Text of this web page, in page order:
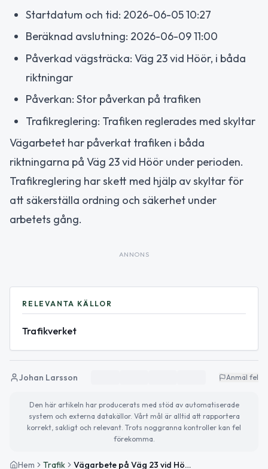
Startdatum och tid: 2026-06-05 10:27
Beräknad avslutning: 2026-06-09 11:00
Påverkad vägsträcka: Väg 23 vid Höör, i båda
riktningar
Påverkan: Stor påverkan på trafiken
Trafikreglering: Trafiken reglerades med skyltar
Vägarbetet har påverkat trafiken i båda
riktningarna på Väg 23 vid Höör under perioden.
Trafikreglering har skett med hjälp av skyltar för
att säkerställa ordning och säkerhet under
arbetets gång.
ANNONS
RELEVANTA KÄLLOR
Trafikverket
Johan Larsson Anmäl fel
Den här artikeln har producerats med stöd av automatiserade
system och externa datakällor. Vårt mål är alltid att rapportera
korrekt, sakligt och relevant. Trots noggranna kontroller kan fel
förekomma.
Hem Trafik Vägarbete på Väg 23 vid Höör avslutat